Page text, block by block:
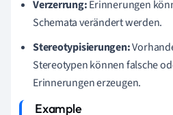
Verzerrung:Erinnerungen
Schemata verändert werden.
Stereotypisierungen:
Stereotypen können falsche
Erinnerungen erzeugen.